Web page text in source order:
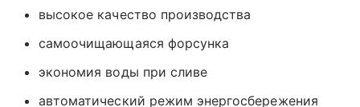
высокое качество производства
самоочищающаяся форсунка
экономия воды при сливе
автоматический режим энергосбережения